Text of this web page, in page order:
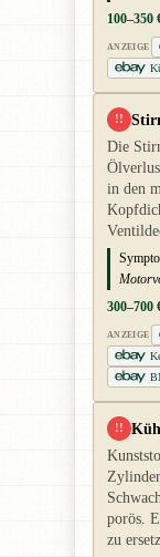
100–350
ANZEIGE
!!
Die
in den
300–700
ANZEIGE
!!
porös.
zu